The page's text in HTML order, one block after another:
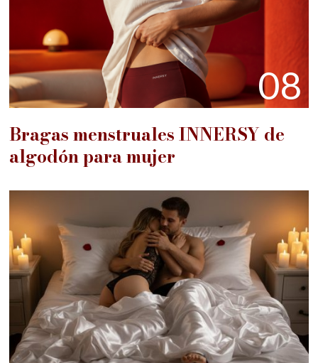
08
Bragas menstruales INNERSY de
algodón para mujer